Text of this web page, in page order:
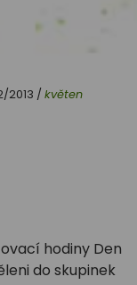
2013 / květen
hodiny Den
do skupinek